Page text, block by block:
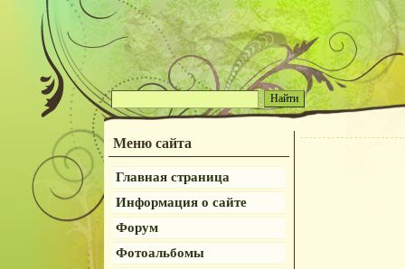
Меню сайта
Главная страница
Информация о сайте
Форум
Фотоальбомы